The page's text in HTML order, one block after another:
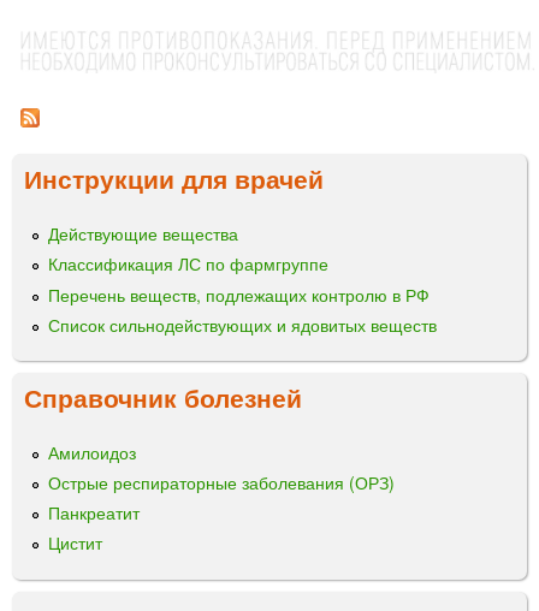
А
Н
п
и
г
л
а
н
ы
р
а
н
цИнструкции для врачей
Действующие вещества
Классификация ЛС по фармгруппе
Перечень веществ, подлежащих контролю в РФ
Список сильнодействующих и ядовитых веществ
Справочник болезней
Амилоидоз
Острые респираторные заболевания (ОРЗ)
Панкреатит
Цистит